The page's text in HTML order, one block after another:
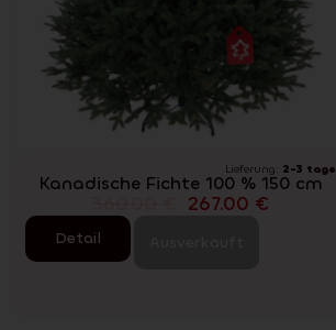
Lieferung: 2-3 tage
Kanadische Fichte 100 % 150 cm
267.00 €
Detail